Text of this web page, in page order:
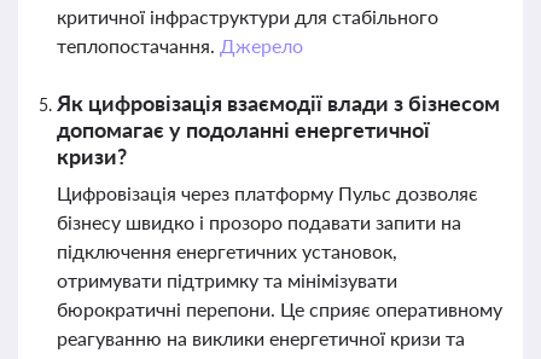
критичної інфраструктури для стабільного
теплопостачання. Джерело
Як цифровізація взаємодії влади з бізнесом
допомагає у подоланні енергетичної
кризи?
Цифровізація через платформу Пульс дозволяє
бізнесу швидко і прозоро подавати запити на
підключення енергетичних установок,
отримувати підтримку та мінімізувати
бюрократичні перепони. Це сприяє оперативному
реагуванню на виклики енергетичної кризи та